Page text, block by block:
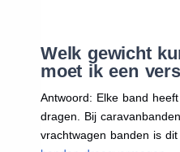
Welk gewicht
moet ik een
Antwoord: Elke band
dragen. Bij
vrachtwagen banden is